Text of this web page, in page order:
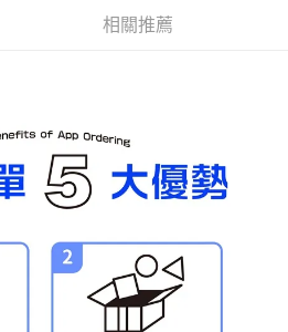
相關推薦